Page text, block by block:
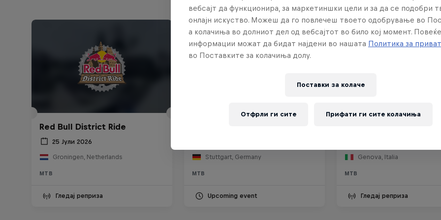
Red Bull District Ride
25 Јули 2026
Groningen, Netherlands
MTB
Гледај реприза
Red Bull Stuttgart Cerro
Stuttgart, Germany
MTB
Upcoming event
Genova, Italia
MTB
Гледај реприза
вебсајт да функционира, за маркетиншки цели и за да се подобри
онлајн искуство. Можеш да го повлечеш твоето одобрување во
а колачиња во долниот дел од вебсајтот во било кој момент. Повеќе
информации можат да бидат најдени во нашата Политика за
во Поставките за колачиња долу.
Поставки за колачe
Отфрли ги сите Прифати ги сите колачиња